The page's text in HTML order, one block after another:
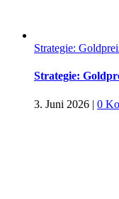
Strategie:
Strategie:
3. Juni 2026 | 0